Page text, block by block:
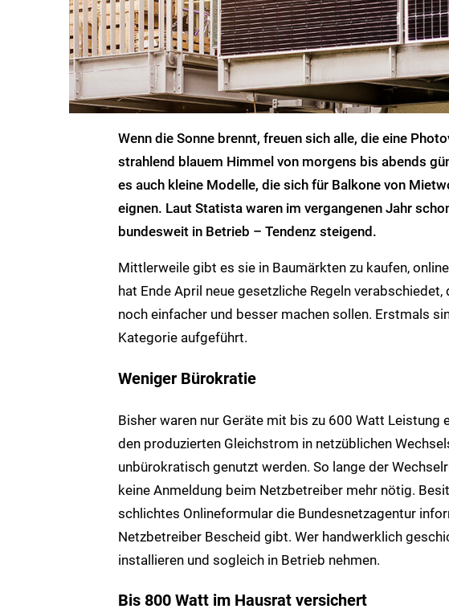
Wenn die Sonne brennt, freuen sich alle, die eine
strahlend blauem Himmel von morgens bis abends
es auch kleine Modelle, die sich für Balkone von
eignen. Laut Statista waren im vergangenen Jahr
bundesweit in Betrieb – Tendenz steigend.
Mittlerweile gibt es sie in Baumärkten zu kaufen,
hat Ende April neue gesetzliche Regeln
noch einfacher und besser machen sollen. Erstmals
Kategorie aufgeführt.
Weniger Bürokratie
Bisher waren nur Geräte mit bis zu 600 Watt Leistung
den produzierten Gleichstrom in netzüblichen
unbürokratisch genutzt werden. So lange der
keine Anmeldung beim Netzbetreiber mehr nötig.
schlichtes Onlineformular die Bundesnetzagentur
Netzbetreiber Bescheid gibt. Wer handwerklich
installieren und sogleich in Betrieb nehmen.
Bis 800 Watt im Hausrat versichert